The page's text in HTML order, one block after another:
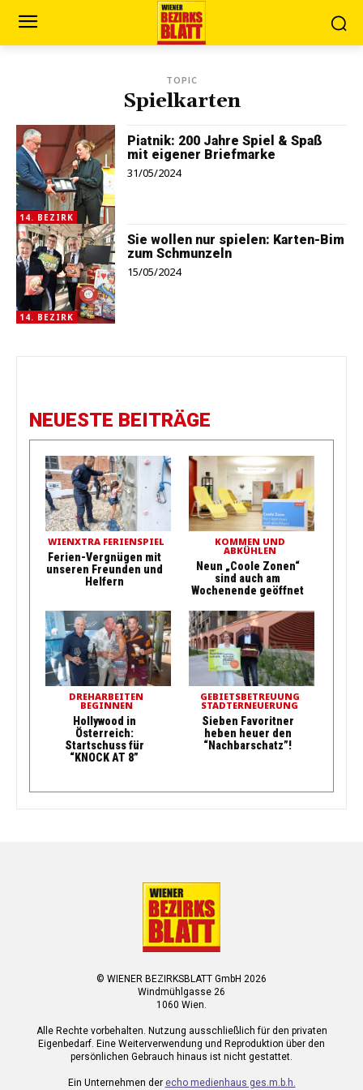
TOPIC
Spielkarten
14. BEZIRK
Piatnik: 200 Jahre Spiel & Spaß
mit eigener Briefmarke
31/05/2024
14. BEZIRK
Sie wollen nur spielen: Karten-Bim
zum Schmunzeln
15/05/2024
NEUESTE BEITRÄGE
WIENXTRA FERIENSPIEL
Ferien-Vergnügen mit
unseren Freunden und
Helfern
KOMMEN UND
ABKÜHLEN
Neun „Coole Zonen“
sind auch am
Wochenende geöffnet
DREHARBEITEN
BEGINNEN
Hollywood in
Österreich:
Startschuss für
“KNOCK AT 8”
GEBIETSBETREUUNG
STADTERNEUERUNG
Sieben Favoritner
heben heuer den
“Nachbarschatz”!
© WIENER BEZIRKSBLATT GmbH 2026
Windmühlgasse 26
1060 Wien.
Alle Rechte vorbehalten. Nutzung ausschließlich für den privaten
Eigenbedarf. Eine Weiterverwendung und Reproduktion über den
persönlichen Gebrauch hinaus ist nicht gestattet.
Ein Unternehmen der echo medienhaus ges.m.b.h.